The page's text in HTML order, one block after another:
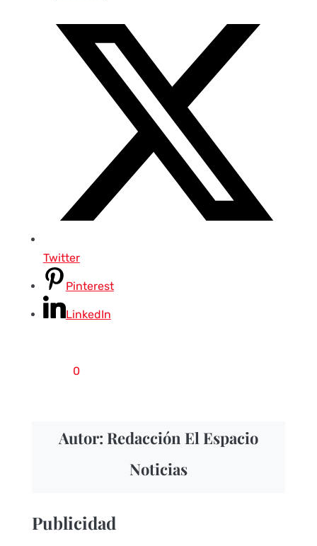
Twitter
Pinterest
LinkedIn
0
Autor: Redacción El Espacio
Noticias
Publicidad